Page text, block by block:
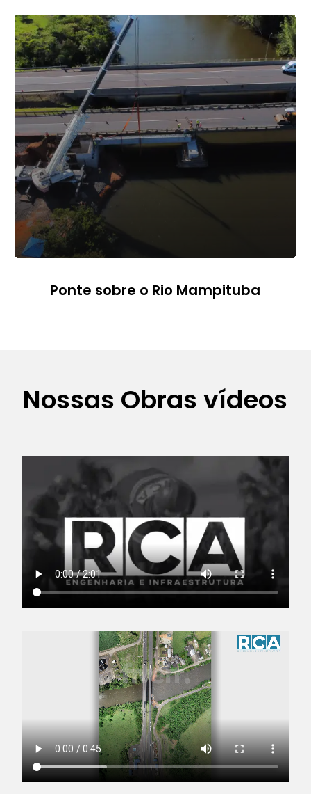
Ponte sobre o Rio Mampituba
Nossas Obras vídeos